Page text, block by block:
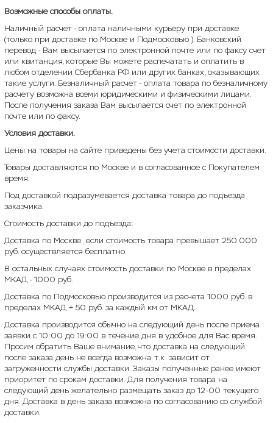
Возможные способы оплаты.
Наличный расчет - оплата наличными курьеру при доставке
(только при доставке по Москве и Подмосковью ). Банковский
перевод - Вам высылается по электронной почте или по факсу счет
или квитанция, которые Вы можете распечатать и оплатить в
любом отделении Сбербанка РФ или других банках, оказывающих
такие услуги. Безналичный расчет - оплата товара по безналичному
расчету возможна всеми юридическими и физическими лицами.
После получения заказа Вам высылается счет по электронной
почте или по факсу.
Условия доставки.
Цены на товары на сайте приведены без учета стоимости доставки.
Товары доставляются по Москве и в согласованное с Покупателем
время.
Под доставкой подразумевается доставка товара до подъезда
заказчика.
Стоимость доставки до подъезда:
Доставка по Москве , если стоимость товара превышает 250.000
руб. осуществляется бесплатно.
В остальных случаях стоимость доставки по Москве в пределах
МКАД - 1000 руб.
Доставка по Подмосковью производится из расчета 1000 руб. в
пределах МКАД + 50 руб. за каждый км от МКАД.
Доставка производится обычно на следующий день после приема
заявки с 10:00 до 19:00 в течение дня в удобное для Вас время.
Просим обратить Ваше внимание, что доставка на следующий
после заказа день не всегда возможна, т.к. зависит от
загруженности службы доставки. Заказы полученные ранее имеют
приоритет по срокам доставки. Для получения товара на
следующий день желательно размещать заказ до 12-00 текущего
дня. Доставка в день заказа возможна по согласованию со службой
доставки.